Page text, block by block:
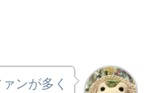
ンが多く